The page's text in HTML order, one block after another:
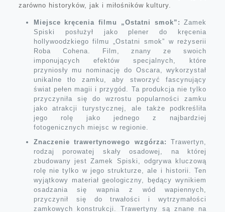
zarówno historyków, jak i miłośników kultury.
Miejsce kręcenia filmu „Ostatni smok”: Zamek
Spiski posłużył jako plener do kręcenia
hollywoodzkiego filmu „Ostatni smok” w reżyserii
Roba Cohena. Film, znany ze swoich
imponujących efektów specjalnych, które
przyniosły mu nominację do Oscara, wykorzystał
unikalne tło zamku, aby stworzyć fascynujący
świat pełen magii i przygód. Ta produkcja nie tylko
przyczyniła się do wzrostu popularności zamku
jako atrakcji turystycznej, ale także podkreśliła
jego rolę jako jednego z najbardziej
fotogenicznych miejsc w regionie.
Znaczenie trawertynowego wzgórza:
Trawertyn,
rodzaj porowatej skały osadowej, na której
zbudowany jest Zamek Spiski, odgrywa kluczową
rolę nie tylko w jego strukturze, ale i historii. Ten
wyjątkowy materiał geologiczny, będący wynikiem
osadzania się wapnia z wód wapiennych,
przyczynił się do trwałości i wytrzymałości
zamkowych konstrukcji. Trawertyny są znane na